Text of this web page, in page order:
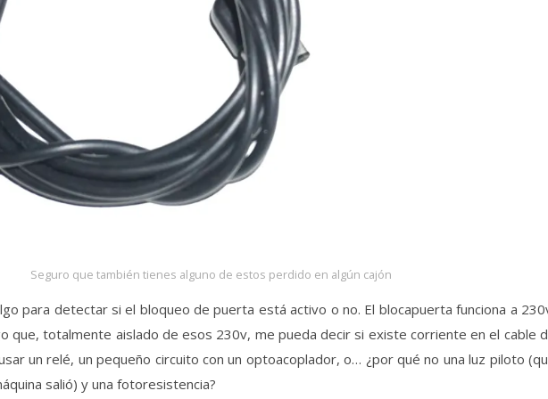
Seguro que también tienes alguno de estos perdido en algún cajón
para detectar si el bloqueo de puerta está activo o no. El blocapuerta funciona a
que, totalmente aislado de esos 230v, me pueda decir si existe corriente en el cable
un relé, un pequeño circuito con un optoacoplador, o… ¿por qué no una luz piloto
salió) y una fotoresistencia?